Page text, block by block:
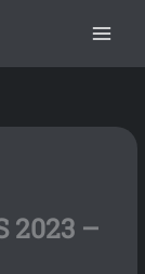
2023 –